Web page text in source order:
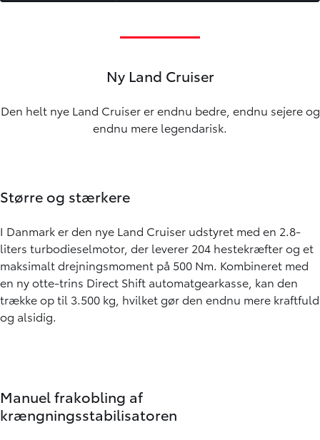
Ny Land Cruiser
Den helt nye Land Cruiser er endnu bedre, endnu sejere og
endnu mere legendarisk.
Større og stærkere
I Danmark er den nye Land Cruiser udstyret med en 2.8-
liters turbodieselmotor, der leverer 204 hestekræfter og et
maksimalt drejningsmoment på 500 Nm. Kombineret med
en ny otte-trins Direct Shift automatgearkasse, kan den
trække op til 3.500 kg, hvilket gør den endnu mere kraftfuld
og alsidig.
Manuel frakobling af
krængningsstabilisatoren